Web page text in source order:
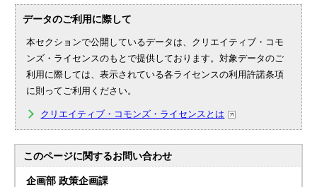
データのご利用に際して
本セクションで公開しているデータは、クリエイティブ・コモ
ンズ・ライセンスのもとで提供しております。対象データのご
利用に際しては、表示されている各ライセンスの利用許諾条項
に則ってご利用ください。
クリエイティブ・コモンズ・ライセンスとは
このページに関するお問い合わせ
企画部 政策企画課